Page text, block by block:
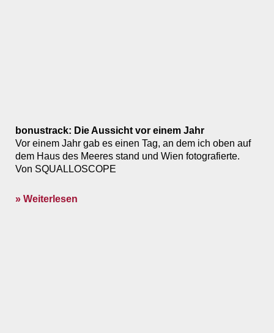
bonustrack: Die Aussicht vor einem Jahr
Vor einem Jahr gab es einen Tag, an dem ich oben auf
dem Haus des Meeres stand und Wien fotografierte.
Von SQUALLOSCOPE
» Weiterlesen